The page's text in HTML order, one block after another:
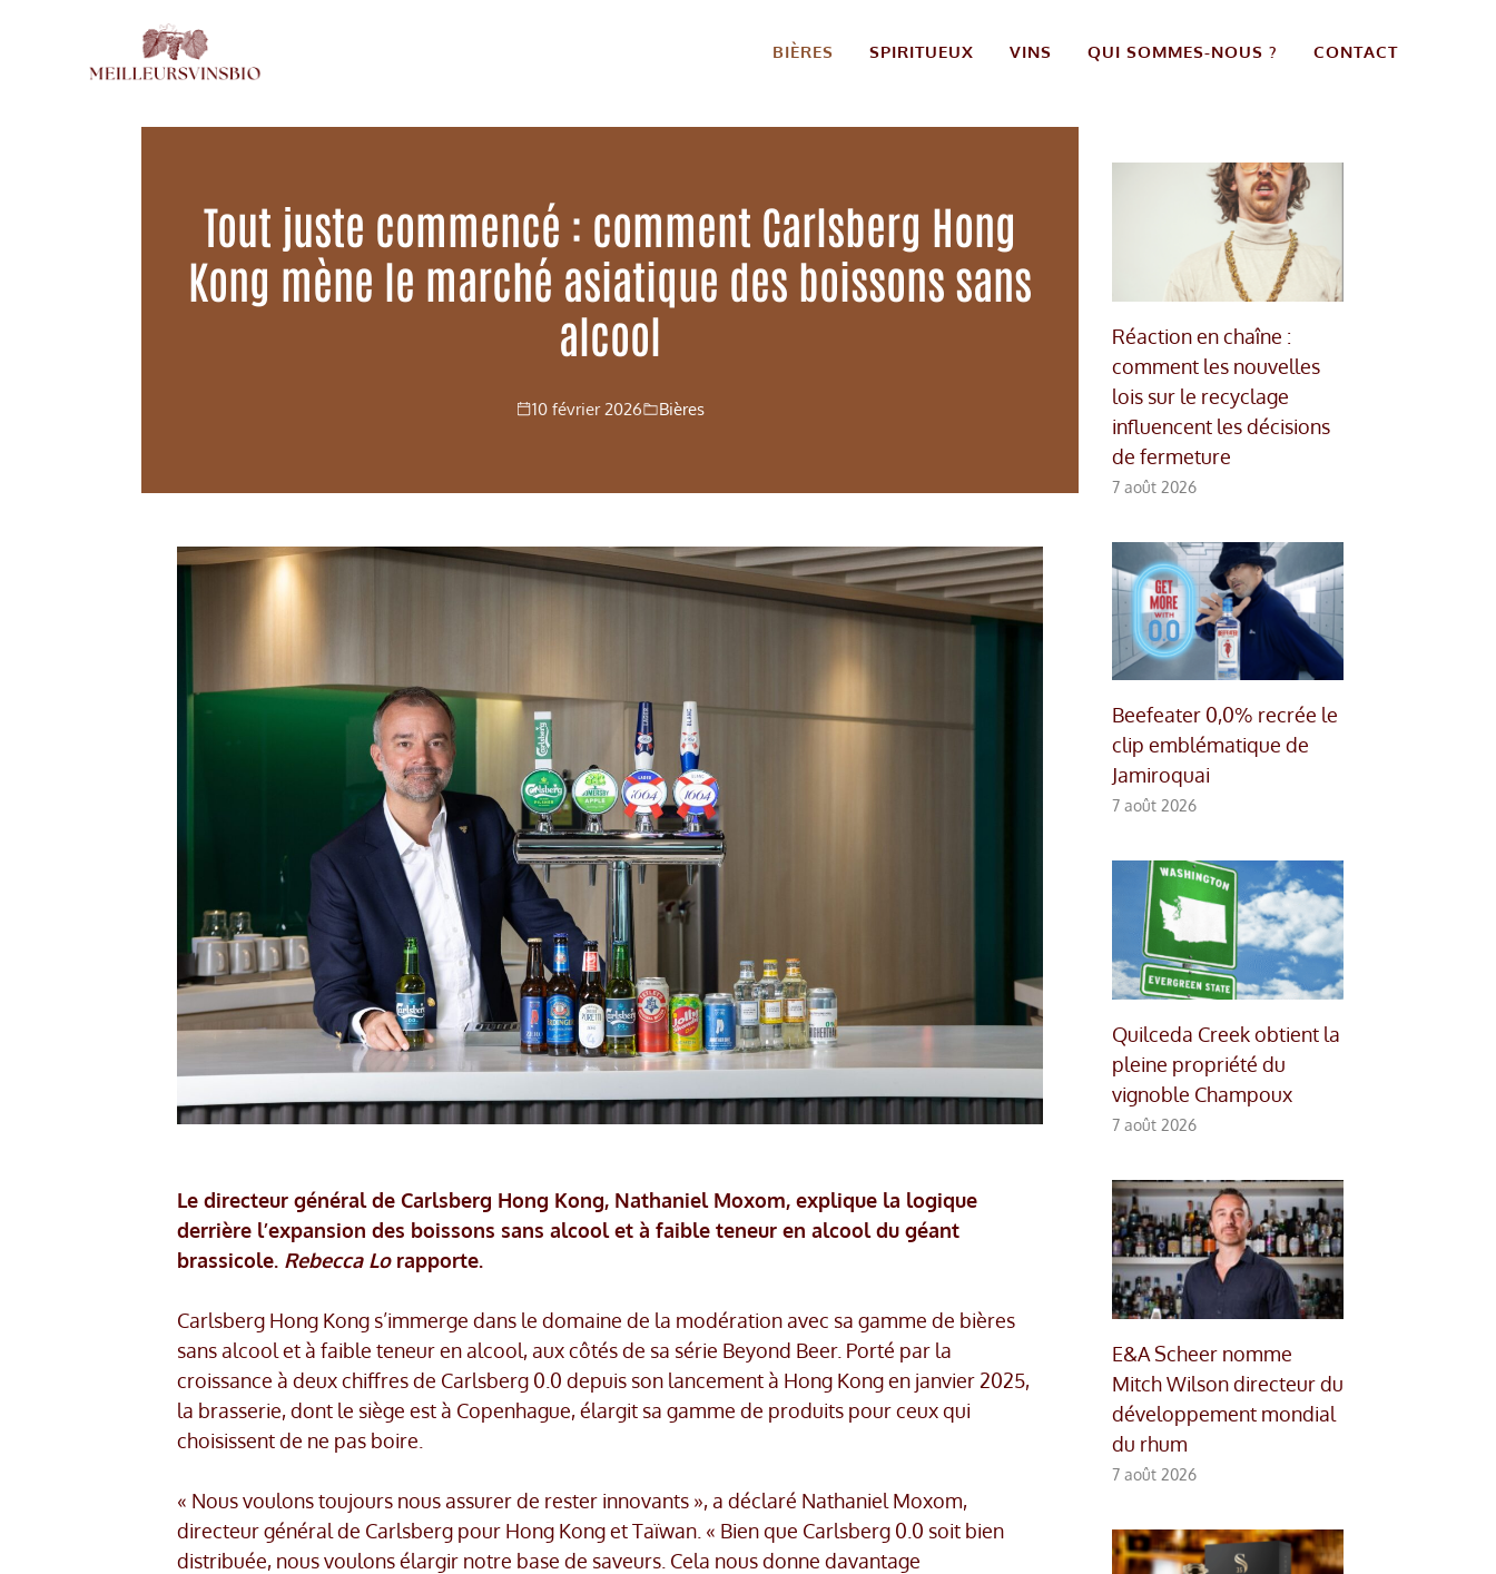
BIÈRES SPIRITUEUX VINS QUI SOMMES-NOUS ? CONTACT
Tout juste commencé : comment Carlsberg Hong
Kong mène le marché asiatique des boissons sans
alcool
10 février 2026 Bières
Le directeur général de Carlsberg Hong Kong, Nathaniel Moxom, explique la logique
derrière l’expansion des boissons sans alcool et à faible teneur en alcool du géant
brassicole. Rebecca Lorapporte.
Carlsberg Hong Kong s’immerge dans le domaine de la modération avec sa gamme de bières
sans alcool et à faible teneur en alcool, aux côtés de sa série Beyond Beer. Porté par la
croissance à deux chiffres de Carlsberg 0.0 depuis son lancement à Hong Kong en janvier 2025,
la brasserie, dont le siège est à Copenhague, élargit sa gamme de produits pour ceux qui
choisissent de ne pas boire.
« Nous voulons toujours nous assurer de rester innovants », a déclaré Nathaniel Moxom,
directeur général de Carlsberg pour Hong Kong et Taïwan. « Bien que Carlsberg 0.0 soit bien
distribuée, nous voulons élargir notre base de saveurs. Cela nous donne davantage
Réaction en chaîne :
comment les nouvelles
lois sur le recyclage
influencent les décisions
de fermeture
7 août 2026
Beefeater 0,0% recrée le
clip emblématique de
Jamiroquai
7 août 2026
Quilceda Creek obtient la
pleine propriété du
vignoble Champoux
7 août 2026
E&A Scheer nomme
Mitch Wilson directeur du
développement mondial
du rhum
7 août 2026